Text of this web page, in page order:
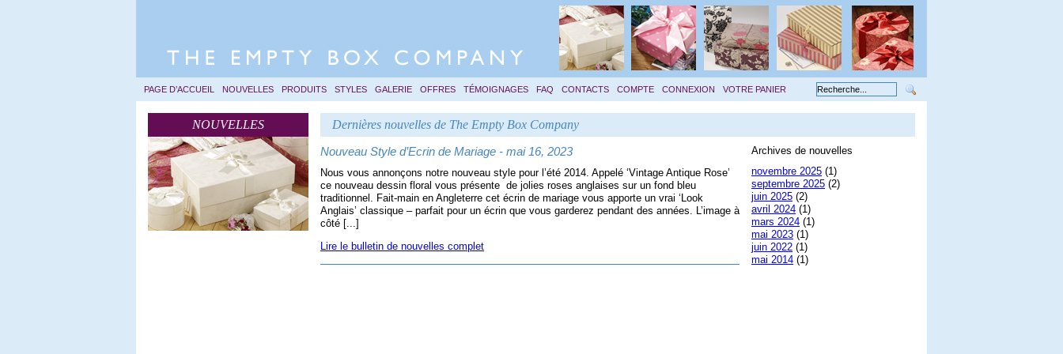
PAGE D’ACCUEIL NOUVELLES PRODUITS STYLES GALERIE OFFRES TÉMOIGNAGES FAQ CONTACTS COMPTE CONNEXION VOTRE PANIER
NOUVELLES Dernières nouvelles de The Empty Box Company
Nouveau Style d’Ecrin de Mariage - mai 16, 2023
Nous vous annonçons notre nouveau style pour l’été 2014. Appelé ‘Vintage Antique Rose’
ce nouveau dessin floral vous présente de jolies roses anglaises sur un fond bleu
traditionnel. Fait-main en Angleterre cet écrin de mariage vous apporte un vrai ‘Look
Anglais’ classique – parfait pour un écrin que vous garderez pendant des années. L’image à
côté [...]
Lire le bulletin de nouvelles complet
Archives de nouvelles
novembre 2025 (1)
septembre 2025 (2)
juin 2025 (2)
avril 2024 (1)
mars 2024 (1)
mai 2023 (1)
juin 2022 (1)
mai 2014 (1)